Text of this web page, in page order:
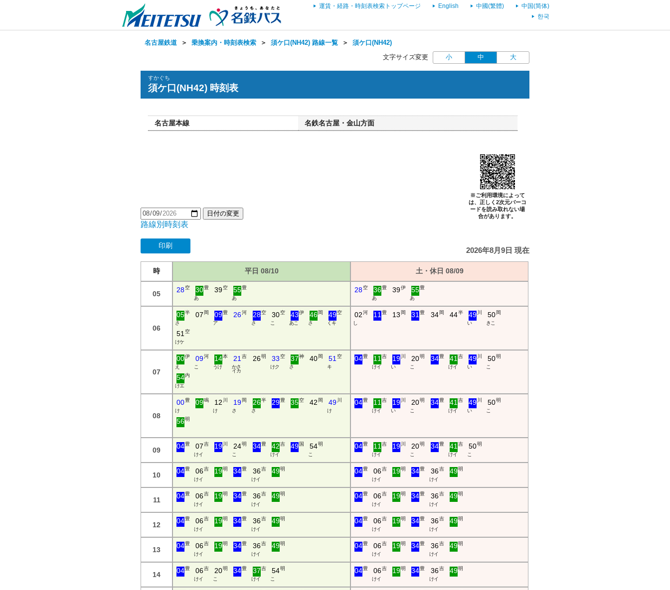
運賃・経路・時刻表検索トップページ English 中國(繁體)
中国(简体)
한국
名古屋鉄道 ＞ 乗換案内・時刻表検索 ＞ 須ケ口(NH42) 路線一覧 ＞ 須ケ口(NH42)
文字サイズ変更 小 中 大
すかぐち
須ケ口(NH42) 時刻表
名古屋本線 名鉄名古屋・金山方面
※ご利用環境によって
は、正しく2次元バーコ
ードを読み取れない場
合があります。
日付の変更
路線別時刻表
印刷
2026年8月9日 現在
時 平日 08/10 土・休日 08/09
05 28空 30豊
あ
39空 55豊
あ
28空 36豊
あ
39伊 55豊
あ
06
05半
さ
07 岡 09豊
ア
26河 28 空
さ
30 空
こ
43伊
あ こ
46岡
さ
49空
く キ
51空
け ケ
02河
し
11豊 13 岡 31豊 34 岡 44半 49川
い
50岡
き こ
07
00伊
え
09河
こ
14本
う け
21吉
か さ
イ カ
26明 33 空
け ク
37神
さ
40岡 51空
キ
54内
け エ
04豊 11吉
け イ
19川
い
20明
こ
34 豊 41吉
け イ
49川
い
50明
こ
08
00豊
け
09鳴 12 川
け
19岡
さ
26半
さ
29 豊 35空 42 岡 49川
け
56明
04豊 11吉
け イ
19川
い
20明
こ
34 豊 41吉
け イ
49川
い
50明
こ
09 04豊 07吉
け イ
19川 24明
こ
34 豊 42吉
け イ
49国 54明
こ
04豊 11吉
け イ
19川 20明
こ
34 豊 41吉
け イ
50明
こ
10 04豊 06吉
け イ
19明 34豊 36吉
け イ
49明 04豊 06吉
け イ
19明 34豊 36吉
け イ
49明
11 04豊 06吉
け イ
19明 34豊 36吉
け イ
49明 04豊 06吉
け イ
19明 34豊 36吉
け イ
49明
12 04豊 06吉
け イ
19明 34豊 36吉
け イ
49明 04豊 06吉
け イ
19明 34豊 36吉
け イ
49明
13 04豊 06吉
け イ
19明 34豊 36吉
け イ
49明 04豊 06吉
け イ
19明 34豊 36吉
け イ
49明
14 04豊 06吉
け イ
20明
こ
34豊 37吉
け イ
54明
こ
04豊 06吉
け イ
19明 34豊 36吉
け イ
49明